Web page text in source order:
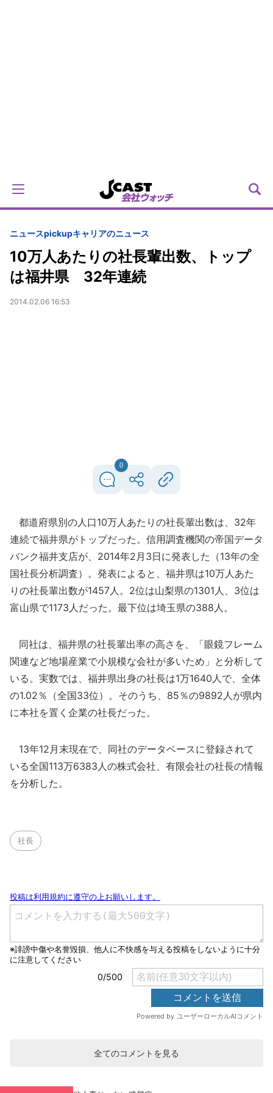
ニュースpickupキャリアのニュース
10万人あたりの社長輩出数、トップ
は福井県 32年連続
2014.02.06 16:53
0
都道府県別の人口10万人あたりの社長輩出数は、32年
連続で福井県がトップだった。信用調査機関の帝国データ
バンク福井支店が、2014年2月3日に発表した（13年の全
国社長分析調査）。発表によると、福井県は10万人あた
りの社長輩出数が1457人。2位は山梨県の1301人、3位は
富山県で1173人だった。最下位は埼玉県の388人。
同社は、福井県の社長輩出率の高さを、「眼鏡フレーム
関連など地場産業で小規模な会社が多いため」と分析して
いる。実数では、福井県出身の社長は1万1640人で、全体
の1.02％（全国33位）。そのうち、85％の9892人が県内
に本社を置く企業の社長だった。
13年12月末現在で、同社のデータベースに登録されて
いる全国113万6383人の株式会社、有限会社の社長の情報
を分析した。
社長
全てのコメントを見る